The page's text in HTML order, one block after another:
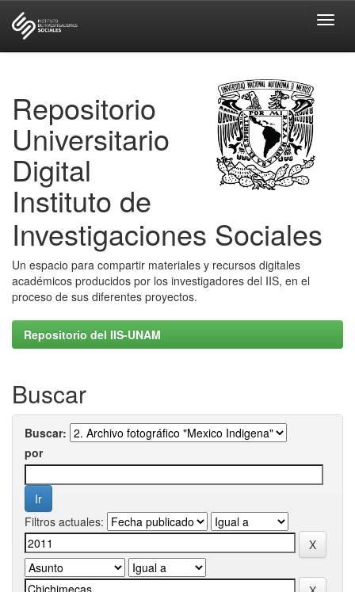
Repositorio
Universitario
Digital
Instituto de
Investigaciones Sociales
Un espacio para compartir materiales y recursos digitales
académicos producidos por los investigadores del IIS, en el
proceso de sus diferentes proyectos.
Repositorio del IIS-UNAM
Buscar
Buscar:
por
Filtros actuales: